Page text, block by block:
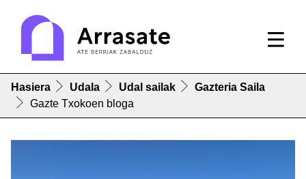
Hasiera Udala Udal sailak
Gazteria Saila
Gazte Txokoen bloga